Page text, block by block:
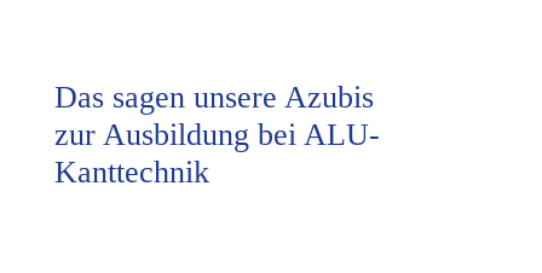
Das sagen unsere Azubis
zur Ausbildung bei ALU-
Kanttechnik